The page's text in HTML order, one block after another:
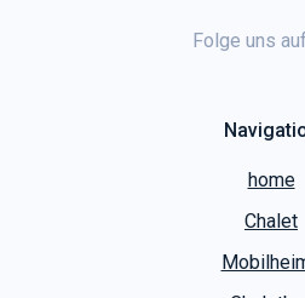
Folge uns auf
home
Chalet